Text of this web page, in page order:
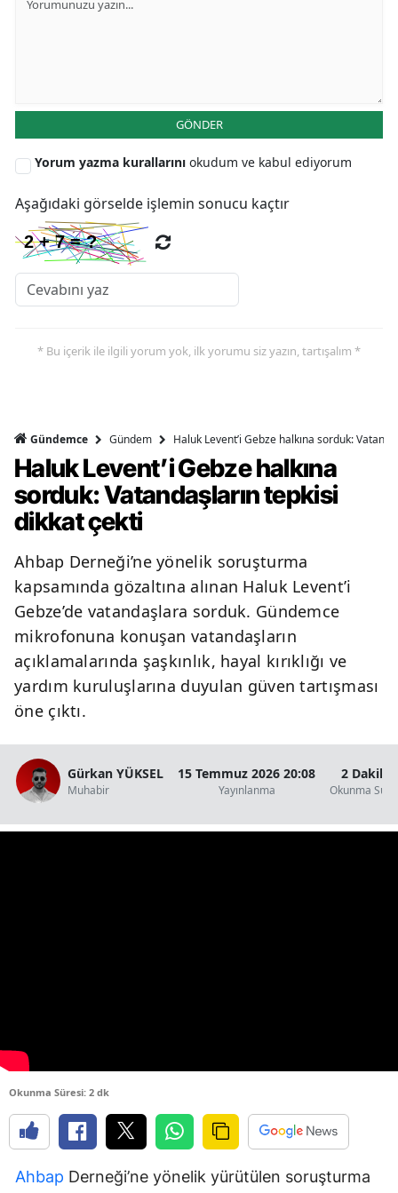
GÖNDER
Yorum yazma kurallarını okudum ve kabul ediyorum
Aşağıdaki görselde işlemin sonucu kaçtır
* Bu içerik ile ilgili yorum yok, ilk yorumu siz yazın, tartışalım *
Gündemce Gündem Haluk Levent’i Gebze halkına sorduk:
Haluk Levent’i Gebze halkına
sorduk: Vatandaşların tepkisi
dikkat çekti
Ahbap Derneği’ne yönelik soruşturma
kapsamında gözaltına alınan Haluk Levent’i
Gebze’de vatandaşlara sorduk. Gündemce
mikrofonuna konuşan vatandaşların
açıklamalarında şaşkınlık, hayal kırıklığı ve
yardım kuruluşlarına duyulan güven tartışması
öne çıktı.
Gürkan YÜKSEL
Muhabir
15 Temmuz 2026 20:08
Yayınlanma
2 Dakika
Okunma
Okunma Süresi: 2 dk
Ahbap Derneği’ne yönelik yürütülen soruşturma